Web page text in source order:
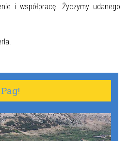
i współpracę. Życzymy udanego